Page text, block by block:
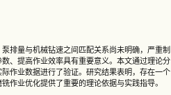
排量与机械钻速之间匹配关系尚未明确，严重制
、提高作业效率具有重要意义。本文通过理论分
作业数据进行了验证。研究结果表明，存在一个
作业优化提供了重要的理论依据与实践指导。